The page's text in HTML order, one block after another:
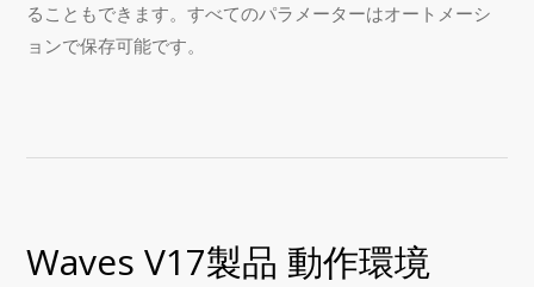
ることもできます。すべてのパラメーターはオートメーシ
ョンで保存可能です。
Waves V17製品 動作環境